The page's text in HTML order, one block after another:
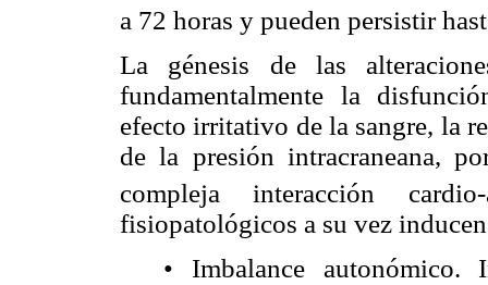
a 72 horas y pueden persistir
La génesis de las
fundamentalmente la
efecto irritativo de la sangre, la
de la presión intracraneana,
compleja interacción cardio-
fisiopatológicos a su vez
• Imbalance